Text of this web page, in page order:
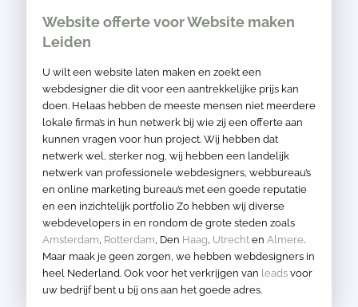
Website offerte voor Website maken
Leiden
U wilt een website laten maken en zoekt een
webdesigner die dit voor een aantrekkelijke prijs kan
doen. Helaas hebben de meeste mensen niet meerdere
lokale firma’s in hun netwerk bij wie zij een offerte aan
kunnen vragen voor hun project. Wij hebben dat
netwerk wel, sterker nog, wij hebben een landelijk
netwerk van professionele webdesigners, webbureau’s
en online marketing bureau’s met een goede reputatie
en een inzichtelijk portfolio Zo hebben wij diverse
webdevelopers in en rondom de grote steden zoals
Amsterdam, Rotterdam, Den Haag, Utrecht en Almere.
Maar maak je geen zorgen, we hebben webdesigners in
heel Nederland. Ook voor het verkrijgen van leads voor
uw bedrijf bent u bij ons aan het goede adres.